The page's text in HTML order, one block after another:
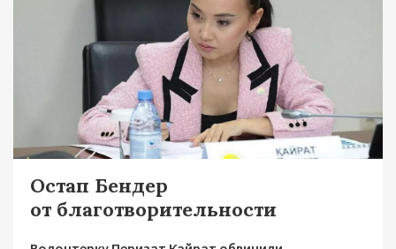
Остап Бендер
от благотворительности